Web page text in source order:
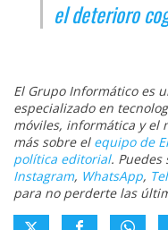
el deterioro
El Grupo Informático es
especializado en
móviles, informática y el
más sobre el equipo de
política editorial. Puedes
Instagram, WhatsApp,
para no perderte las